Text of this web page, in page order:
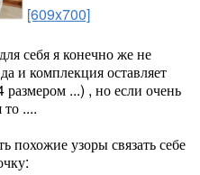
[609x700]
себя я конечно же не
и комплекция оставляет
...) , но если очень
то ....
похожие узоры связать себе